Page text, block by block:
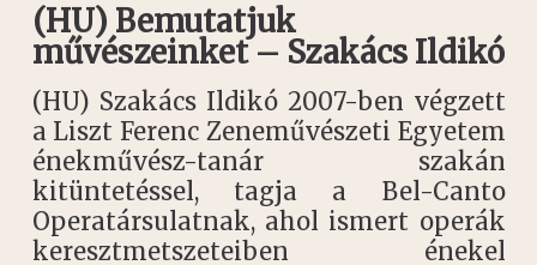
(HU) Bemutatjuk
művészeinket – Szakács Ildikó
(HU) Szakács Ildikó 2007-ben végzett
a Liszt Ferenc Zeneművészeti Egyetem
énekművész-tanár szakán
kitüntetéssel, tagja a Bel-Canto
Operatársulatnak, ahol ismert operák
keresztmetszeteiben énekel